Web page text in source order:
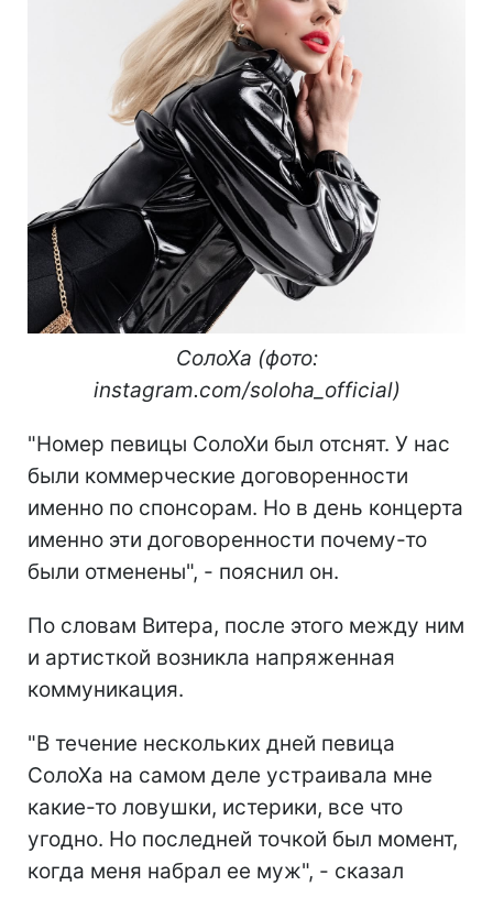
СолоХа (фото:
instagram.com/soloha_official)
"Номер певицы СолоХи был отснят. У нас
были коммерческие договоренности
именно по спонсорам. Но в день концерта
именно эти договоренности почему-то
были отменены", - пояснил он.
По словам Витера, после этого между ним
и артисткой возникла напряженная
коммуникация.
"В течение нескольких дней певица
СолоХа на самом деле устраивала мне
какие-то ловушки, истерики, все что
угодно. Но последней точкой был момент,
когда меня набрал ее муж", - сказал